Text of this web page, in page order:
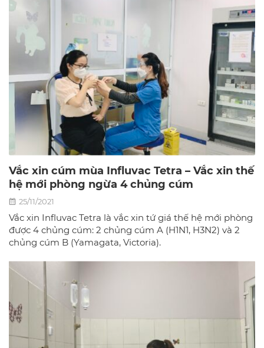
Vắc xin cúm mùa Influvac Tetra – Vắc xin thế
hệ mới phòng ngừa 4 chủng cúm
25/11/2021
Vắc xin Influvac Tetra là vắc xin tứ giá thế hệ mới phòng
được 4 chủng cúm: 2 chủng cúm A (H1N1, H3N2) và 2
chủng cúm B (Yamagata, Victoria).